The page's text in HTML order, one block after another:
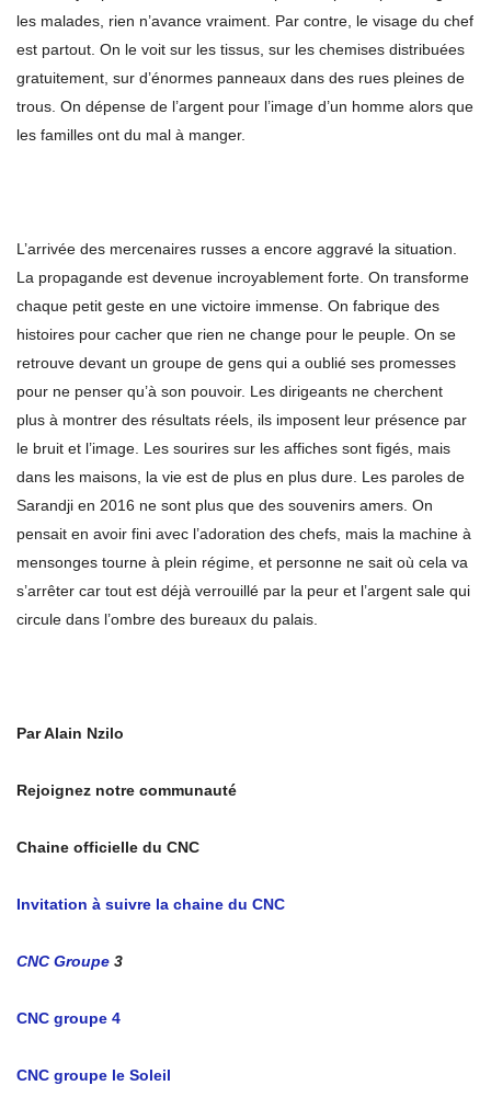
les malades, rien n’avance vraiment. Par contre, le visage du chef
est partout. On le voit sur les tissus, sur les chemises distribuées
gratuitement, sur d’énormes panneaux dans des rues pleines de
trous. On dépense de l’argent pour l’image d’un homme alors que
les familles ont du mal à manger.
L’arrivée des mercenaires russes a encore aggravé la situation.
La propagande est devenue incroyablement forte. On transforme
chaque petit geste en une victoire immense. On fabrique des
histoires pour cacher que rien ne change pour le peuple. On se
retrouve devant un groupe de gens qui a oublié ses promesses
pour ne penser qu’à son pouvoir. Les dirigeants ne cherchent
plus à montrer des résultats réels, ils imposent leur présence par
le bruit et l’image. Les sourires sur les affiches sont figés, mais
dans les maisons, la vie est de plus en plus dure. Les paroles de
Sarandji en 2016 ne sont plus que des souvenirs amers. On
pensait en avoir fini avec l’adoration des chefs, mais la machine à
mensonges tourne à plein régime, et personne ne sait où cela va
s’arrêter car tout est déjà verrouillé par la peur et l’argent sale qui
circule dans l’ombre des bureaux du palais.
Par Alain Nzilo
Rejoignez notre communauté
Chaine officielle du CNC
Invitation à suivre la chaine du CNC
CNC Groupe 3
CNC groupe 4
CNC groupe le Soleil